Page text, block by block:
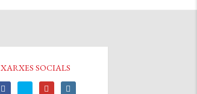
XARXES SOCIALS